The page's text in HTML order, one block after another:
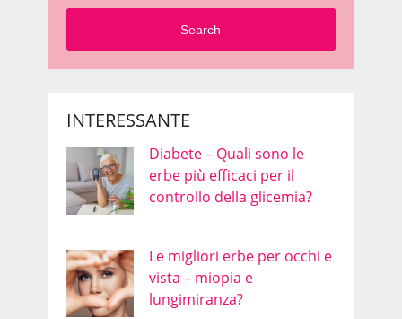
Search
INTERESSANTE
Diabete – Quali sono le
erbe più efficaci per il
controllo della glicemia?
Le migliori erbe per occhi e
vista – miopia e
lungimiranza?